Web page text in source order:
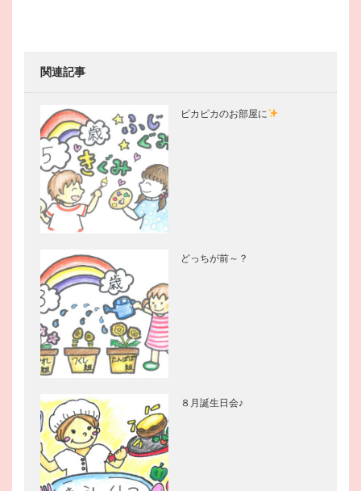
関連記事
ピカピカのお部屋に
どっちが前～？
８月誕生日会♪